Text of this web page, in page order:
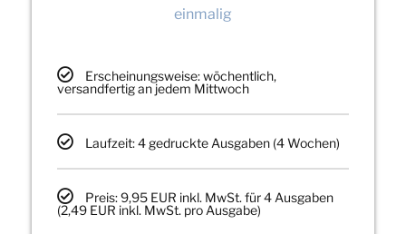
einmalig
Erscheinungsweise: wöchentlich,
versandfertig an jedem Mittwoch
Laufzeit: 4 gedruckte Ausgaben (4 Wochen)
Preis: 9,95 EUR inkl. MwSt. für 4 Ausgaben
(2,49 EUR inkl. MwSt. pro Ausgabe)